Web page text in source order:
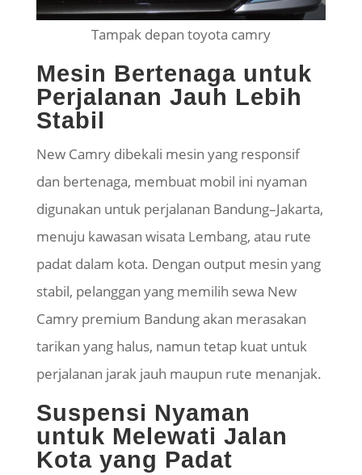
Tampak depan toyota camry
Mesin Bertenaga untuk
Perjalanan Jauh Lebih
Stabil
New Camry dibekali mesin yang responsif
dan bertenaga, membuat mobil ini nyaman
digunakan untuk perjalanan Bandung–Jakarta,
menuju kawasan wisata Lembang, atau rute
padat dalam kota. Dengan output mesin yang
stabil, pelanggan yang memilih sewa New
Camry premium Bandung akan merasakan
tarikan yang halus, namun tetap kuat untuk
perjalanan jarak jauh maupun rute menanjak.
Suspensi Nyaman
untuk Melewati Jalan
Kota yang Padat